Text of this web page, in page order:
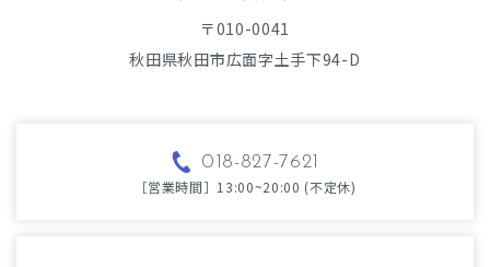
〒010-0041
秋田県秋田市広面字土手下94-D
018-827-7621
［営業時間］13:00~20:00 (不定休)